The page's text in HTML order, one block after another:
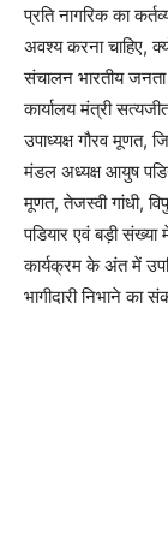
प्रति नागरिक का
अवश्य करना चाहिए,
संचालन भारतीय जनता
कार्यालय मंत्री
उपाध्यक्ष गौरव मूणत,
मंडल अध्यक्ष आयुष
मूणत, तेजस्वी गांधी,
पडियार एवं बड़ी संख्या
कार्यक्रम के अंत में
भागीदारी निभाने का